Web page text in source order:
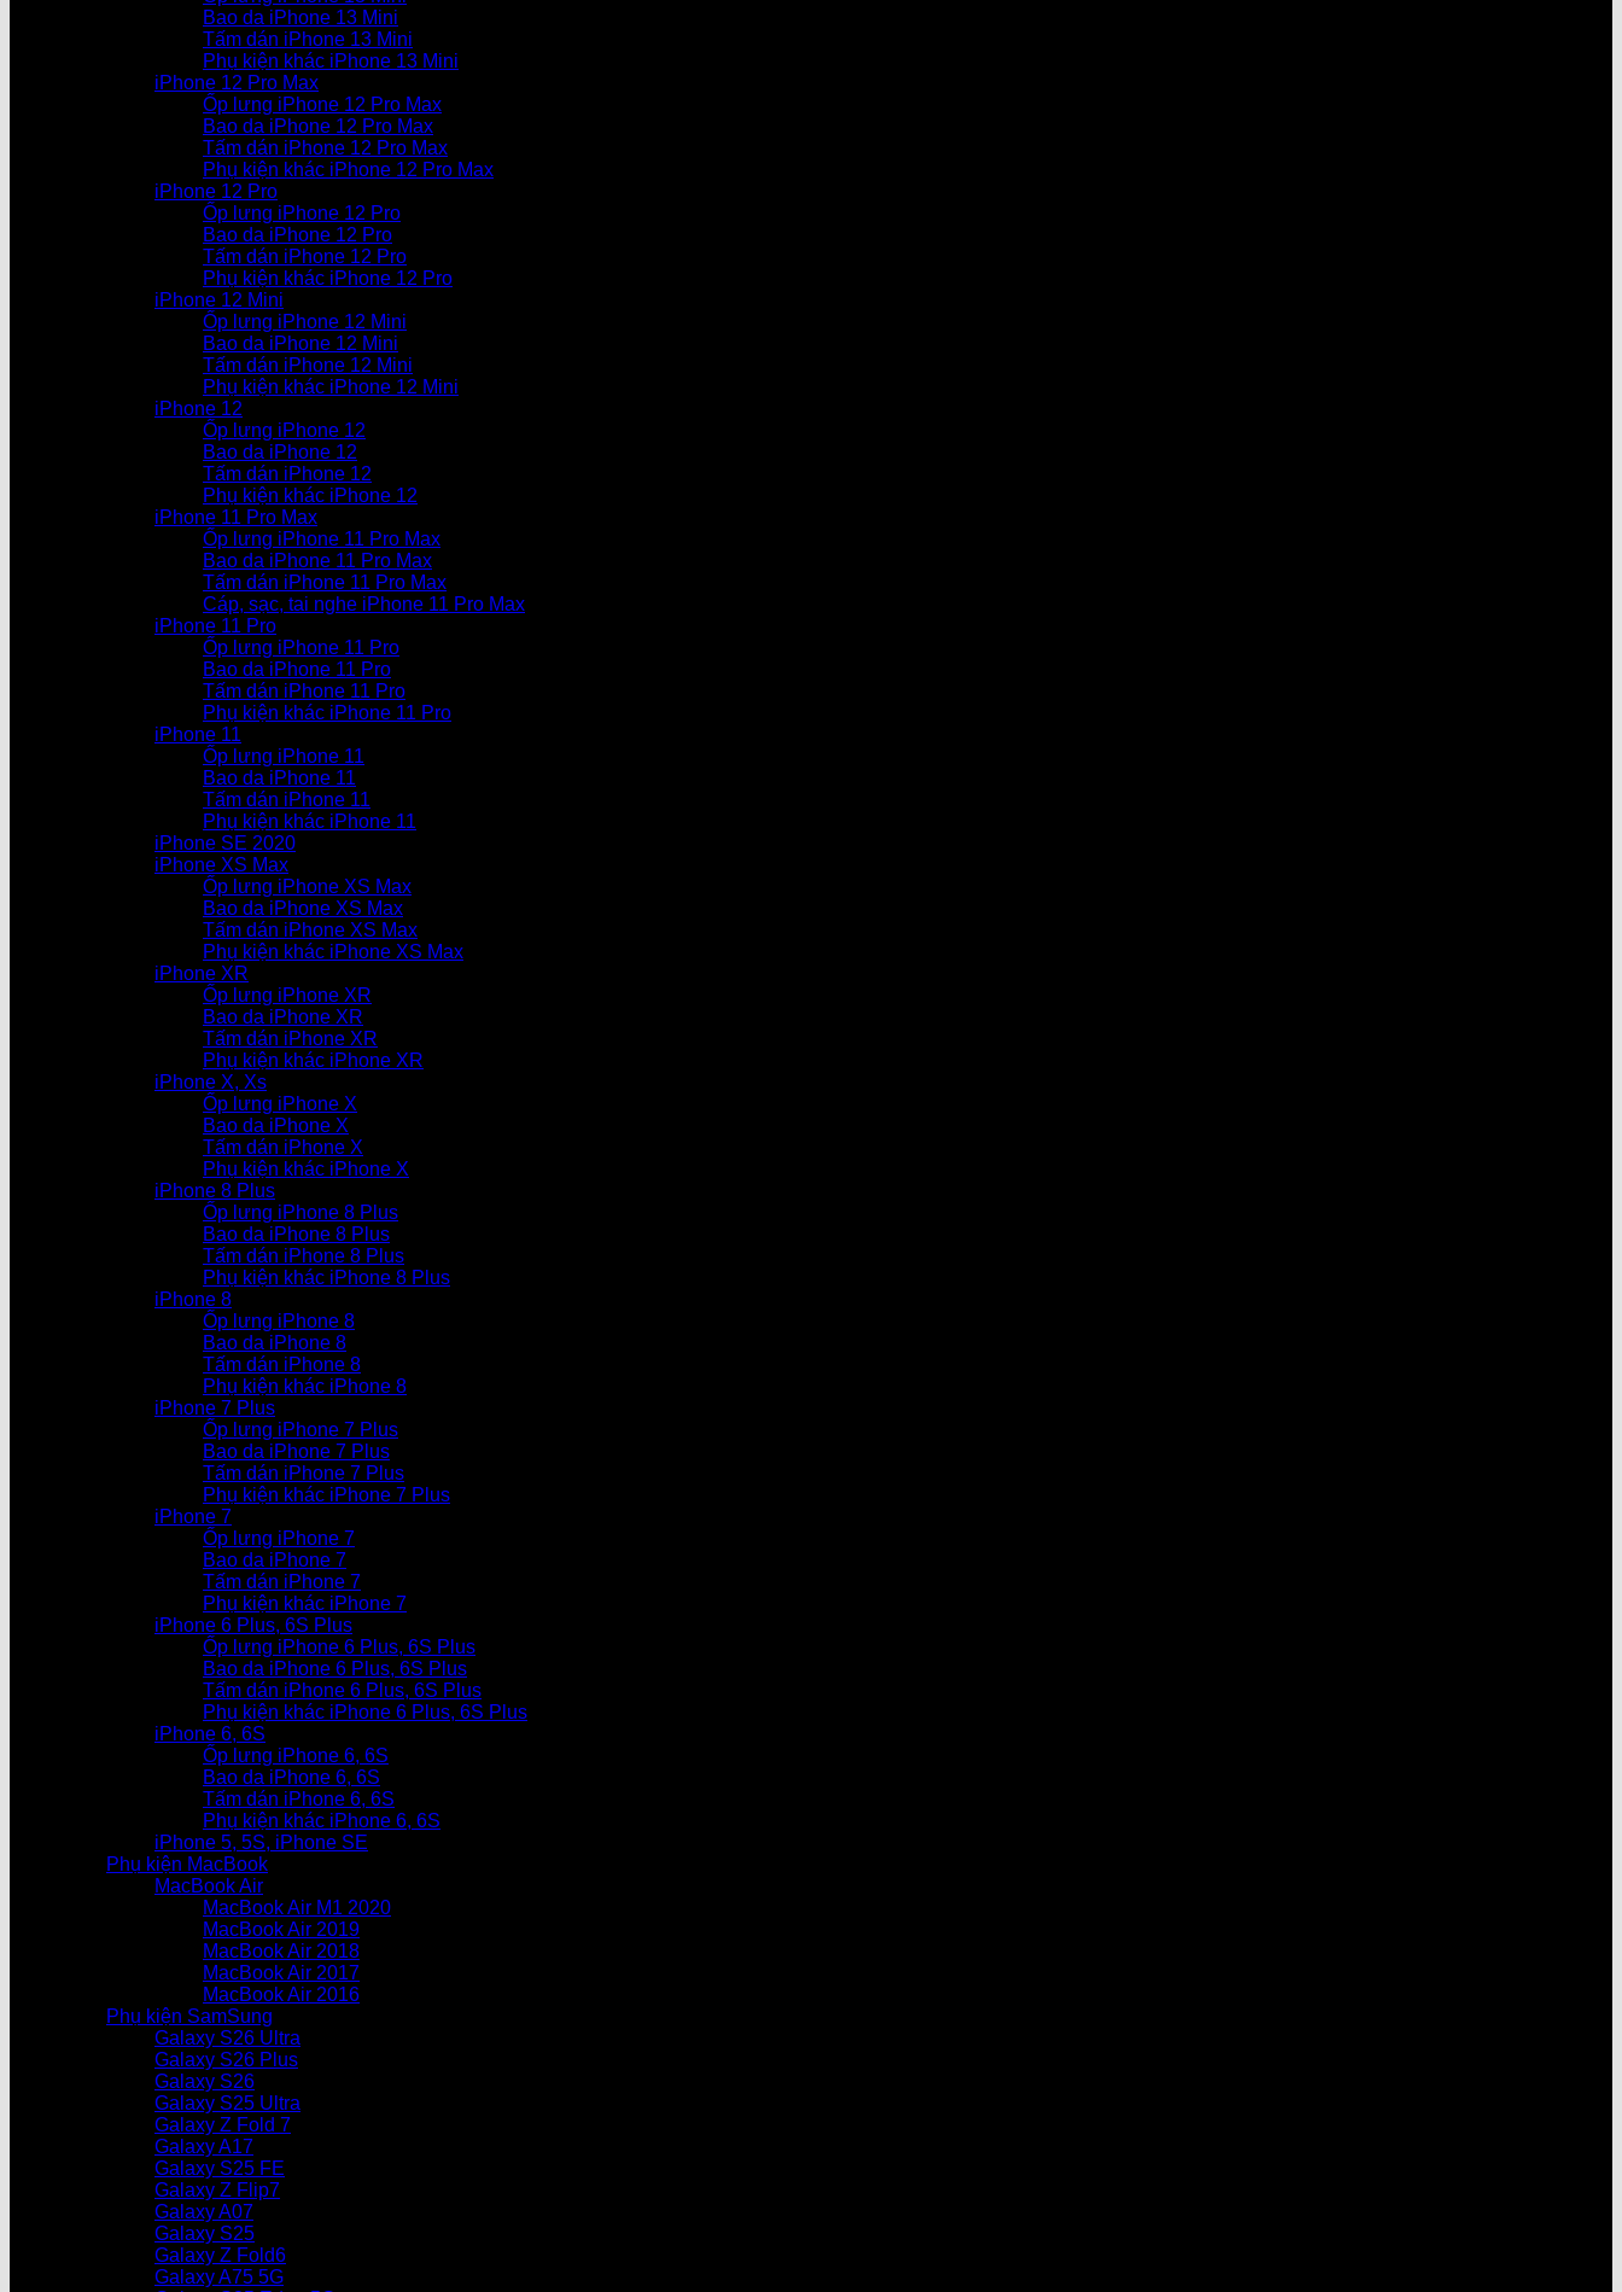
Bao da iPhone 13 Mini
Tấm dán iPhone 13 Mini
Phụ kiện khác iPhone 13 Mini
iPhone 12 Pro Max
Ốp lưng iPhone 12 Pro Max
Bao da iPhone 12 Pro Max
Tấm dán iPhone 12 Pro Max
Phụ kiện khác iPhone 12 Pro Max
iPhone 12 Pro
Ốp lưng iPhone 12 Pro
Bao da iPhone 12 Pro
Tấm dán iPhone 12 Pro
Phụ kiện khác iPhone 12 Pro
iPhone 12 Mini
Ốp lưng iPhone 12 Mini
Bao da iPhone 12 Mini
Tấm dán iPhone 12 Mini
Phụ kiện khác iPhone 12 Mini
iPhone 12
Ốp lưng iPhone 12
Bao da iPhone 12
Tấm dán iPhone 12
Phụ kiện khác iPhone 12
iPhone 11 Pro Max
Ốp lưng iPhone 11 Pro Max
Bao da iPhone 11 Pro Max
Tấm dán iPhone 11 Pro Max
Cáp, sạc, tai nghe iPhone 11 Pro Max
iPhone 11 Pro
Ốp lưng iPhone 11 Pro
Bao da iPhone 11 Pro
Tấm dán iPhone 11 Pro
Phụ kiện khác iPhone 11 Pro
iPhone 11
Ốp lưng iPhone 11
Bao da iPhone 11
Tấm dán iPhone 11
Phụ kiện khác iPhone 11
iPhone SE 2020
iPhone XS Max
Ốp lưng iPhone XS Max
Bao da iPhone XS Max
Tấm dán iPhone XS Max
Phụ kiện khác iPhone XS Max
iPhone XR
Ốp lưng iPhone XR
Bao da iPhone XR
Tấm dán iPhone XR
Phụ kiện khác iPhone XR
iPhone X, Xs
Ốp lưng iPhone X
Bao da iPhone X
Tấm dán iPhone X
Phụ kiện khác iPhone X
iPhone 8 Plus
Ốp lưng iPhone 8 Plus
Bao da iPhone 8 Plus
Tấm dán iPhone 8 Plus
Phụ kiện khác iPhone 8 Plus
iPhone 8
Ốp lưng iPhone 8
Bao da iPhone 8
Tấm dán iPhone 8
Phụ kiện khác iPhone 8
iPhone 7 Plus
Ốp lưng iPhone 7 Plus
Bao da iPhone 7 Plus
Tấm dán iPhone 7 Plus
Phụ kiện khác iPhone 7 Plus
iPhone 7
Ốp lưng iPhone 7
Bao da iPhone 7
Tấm dán iPhone 7
Phụ kiện khác iPhone 7
iPhone 6 Plus, 6S Plus
Ốp lưng iPhone 6 Plus, 6S Plus
Bao da iPhone 6 Plus, 6S Plus
Tấm dán iPhone 6 Plus, 6S Plus
Phụ kiện khác iPhone 6 Plus, 6S Plus
iPhone 6, 6S
Ốp lưng iPhone 6, 6S
Bao da iPhone 6, 6S
Tấm dán iPhone 6, 6S
Phụ kiện khác iPhone 6, 6S
iPhone 5, 5S, iPhone SE
Phụ kiện MacBook
MacBook Air
MacBook Air M1 2020
MacBook Air 2019
MacBook Air 2018
MacBook Air 2017
MacBook Air 2016
Phụ kiện SamSung
Galaxy S26 Ultra
Galaxy S26 Plus
Galaxy S26
Galaxy S25 Ultra
Galaxy Z Fold 7
Galaxy A17
Galaxy S25 FE
Galaxy Z Flip7
Galaxy A07
Galaxy S25
Galaxy Z Fold6
Galaxy A75 5G